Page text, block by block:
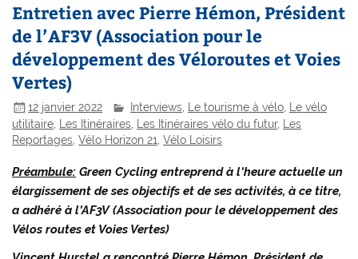
Entretien avec Pierre Hémon, Président
de l’AF3V (Association pour le
développement des Véloroutes et Voies
Vertes)
12 janvier 2022 Interviews Le tourisme à vélo
Le vélo
utilitaire, Les Itinéraires, Les Itinéraires vélo du futur, Les
Reportages,Vélo Horizon 21,Vélo Loisirs
Préambule: Green Cycling entreprend à l’heure actuelle un
élargissement de ses objectifs et de ses activités, à ce titre,
a adhéré à l’AF3V (Association pour le développement des
Vélos routes et Voies Vertes)